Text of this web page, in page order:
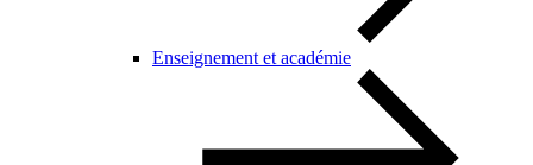
Enseignement et académie